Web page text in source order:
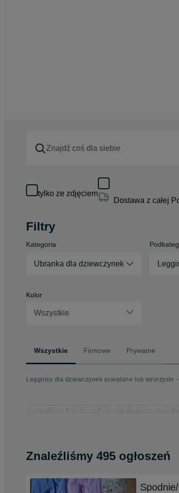
tylko ze zdjęciem
Dostawa z całej
Filtry
Kategoria
Ubranka dla dziewczynek
Kolor
Wszystkie
Wszystkie Firmowe Prywatne
Legginsy dla dziewczynek ocieplane lub wzorzyste -
Znaleźliśmy 495 ogłoszeń